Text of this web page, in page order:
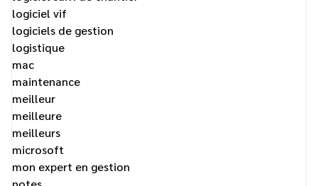
logiciel vif
logiciels de gestion
logistique
mac
maintenance
meilleur
meilleure
meilleurs
microsoft
mon expert en gestion